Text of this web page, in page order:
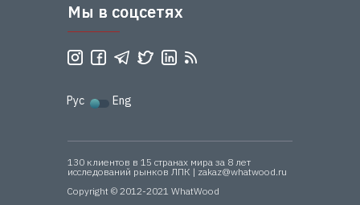
Мы в соцсетях
130 клиентов в 15 странах мира за 8 лет
исследований рынков ЛПК | zakaz@whatwood.ru
Copyright © 2012-2021 WhatWood
Рус Eng
Мы в соцсетях